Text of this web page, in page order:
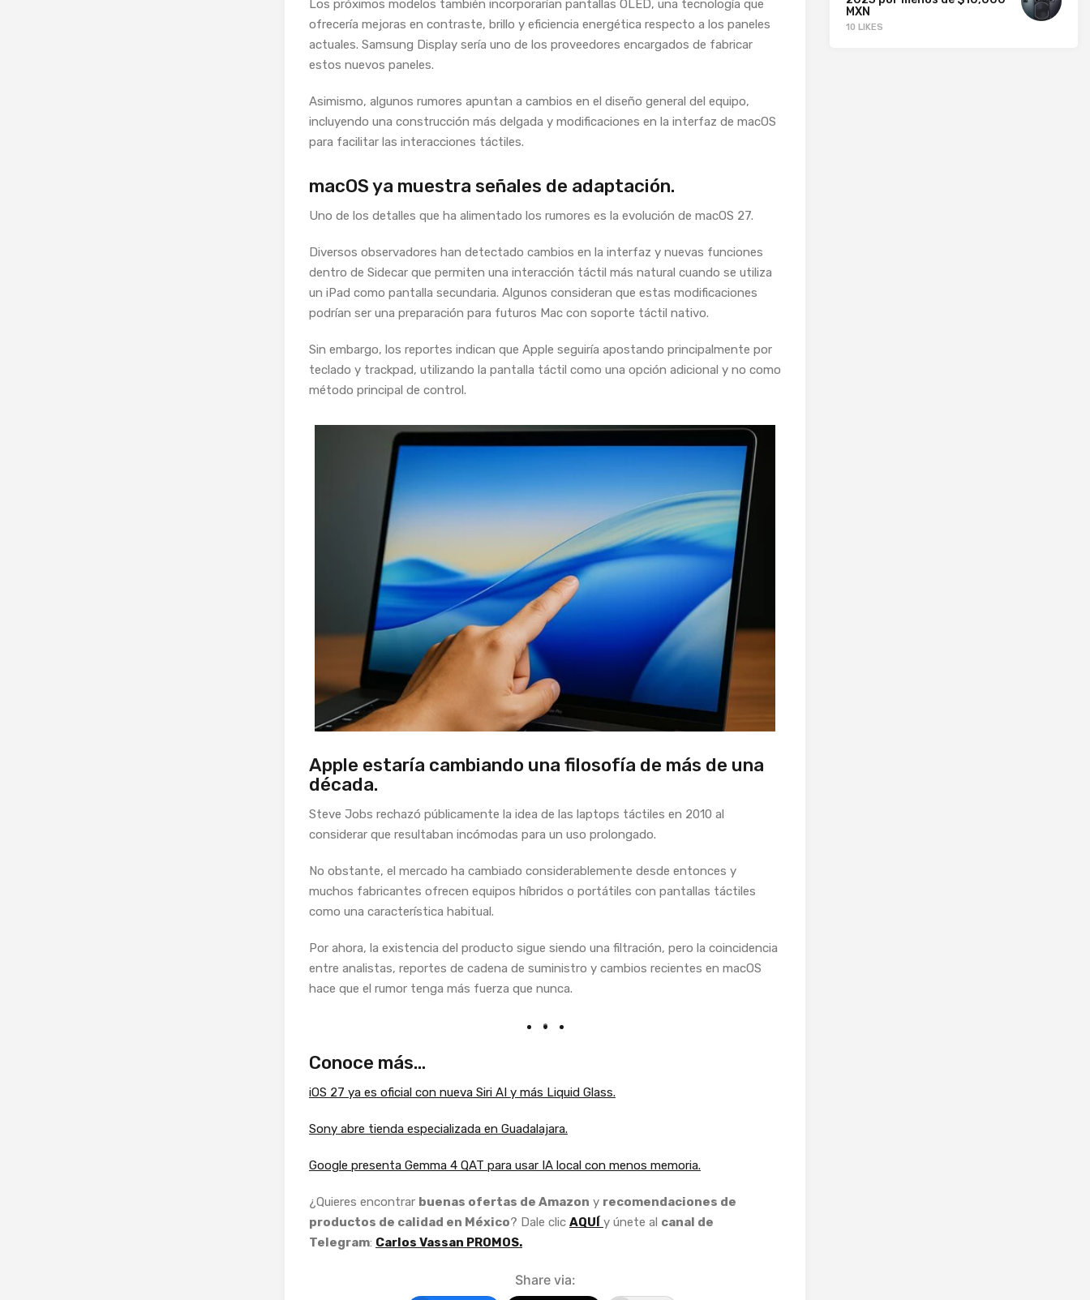
Los próximos modelos también incorporarían pantallas OLED, una tecnología que
ofrecería mejoras en contraste, brillo y eficiencia energética respecto a los paneles
actuales. Samsung Display sería uno de los proveedores encargados de fabricar
estos nuevos paneles.
Asimismo, algunos rumores apuntan a cambios en el diseño general del equipo,
incluyendo una construcción más delgada y modificaciones en la interfaz de macOS
para facilitar las interacciones táctiles.
macOS ya muestra señales de adaptación.
Uno de los detalles que ha alimentado los rumores es la evolución de macOS 27.
Diversos observadores han detectado cambios en la interfaz y nuevas funciones
dentro de Sidecar que permiten una interacción táctil más natural cuando se utiliza
un iPad como pantalla secundaria. Algunos consideran que estas modificaciones
podrían ser una preparación para futuros Mac con soporte táctil nativo.
Sin embargo, los reportes indican que Apple seguiría apostando principalmente por
teclado y trackpad, utilizando la pantalla táctil como una opción adicional y no como
método principal de control.
Apple estaría cambiando una filosofía de más de una
década.
Steve Jobs rechazó públicamente la idea de las laptops táctiles en 2010 al
considerar que resultaban incómodas para un uso prolongado.
No obstante, el mercado ha cambiado considerablemente desde entonces y
muchos fabricantes ofrecen equipos híbridos o portátiles con pantallas táctiles
como una característica habitual.
Por ahora, la existencia del producto sigue siendo una filtración, pero la coincidencia
entre analistas, reportes de cadena de suministro y cambios recientes en macOS
hace que el rumor tenga más fuerza que nunca.
Conoce más…
iOS 27 ya es oficial con nueva Siri AI y más Liquid Glass.
Sony abre tienda especializada en Guadalajara.
Google presenta Gemma 4 QAT para usar IA local con menos memoria.
¿Quieres encontrar buenas ofertas de Amazon y recomendaciones de
productos de calidad en México? Dale clic AQUÍ y únete al canal de
Telegram: Carlos Vassan PROMOS.
Share via:
MXN
10 LIKES